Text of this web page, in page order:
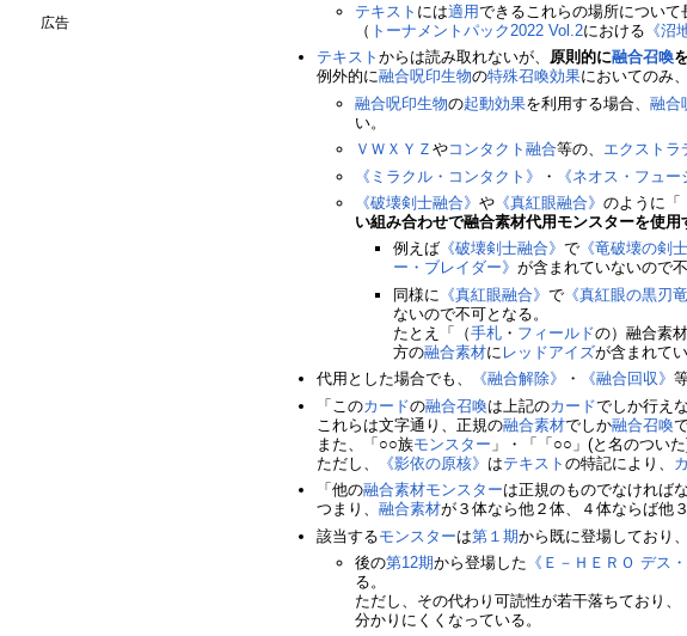
広告
テキスト には適用できるこれらの場所につい
（ トーナメントパック2022 Vol.2における 《沼
テキストからは読み取れないが、 原則的に融合召喚
例外的に融合呪印生物の特殊召喚効果においてのみ
融合呪印生物の起動効果を利用する場合、融合
い。
ＶＷＸＹＺやコンタクト融合等の、 エクストラ
《ミラクル・コンタクト》
・ 《ネオス・フュ
《破壊剣士融合》や 《真紅眼融合》のように「
い組み合わせで融合素材代用モンスターを使
例えば 《破壊剣士融合》で 《竜破壊の剣
ー・ブレイダー》が含まれていないので不
同様に 《真紅眼融合》で 《真紅眼の黒刃竜
ないので不可となる。
たとえ「（手札 ・ フィールドの）融合素
方の融合素材に レッドアイズが含まれて
代用とした場合でも、
《融合解除》 ・ 《融合回収》
「このカードの融合召喚は上記のカードでしか行え
これらは文字通り、正規の融合素材でしか融合召喚
また、「○○族モンスター 」・「「○○」(と名のつい
ただし、
《影依の原核》 はテキストの特記により、
「他の融合素材モンスターは正規のものでなければ
つまり、融合素材が３体なら他２体、４体ならば他
該当するモンスターは第１期から既に登場しており
後の第12期から登場した 《Ｅ－ＨＥＲＯ デス
る。
ただし、その代わり可読性が若干落ちており、
分かりにくくなっている。